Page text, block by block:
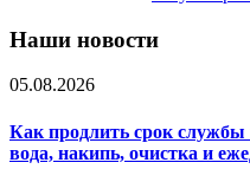
Наши новости
05.08.2026
Как продлить срок
вода, накипь, очистка и